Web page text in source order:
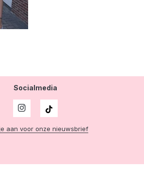
Socialmedia
aan voor onze nieuwsbrief